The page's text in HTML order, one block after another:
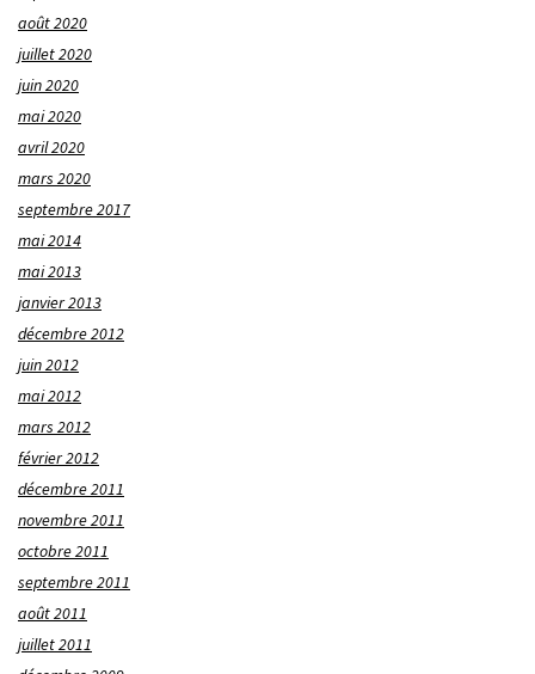
août 2020
juillet 2020
juin 2020
mai 2020
avril 2020
mars 2020
septembre 2017
mai 2014
mai 2013
janvier 2013
décembre 2012
juin 2012
mai 2012
mars 2012
février 2012
décembre 2011
novembre 2011
octobre 2011
septembre 2011
août 2011
juillet 2011